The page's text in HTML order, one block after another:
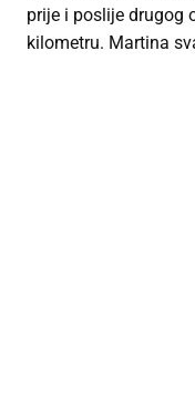
prije i poslije drugog
kilometru. Martina